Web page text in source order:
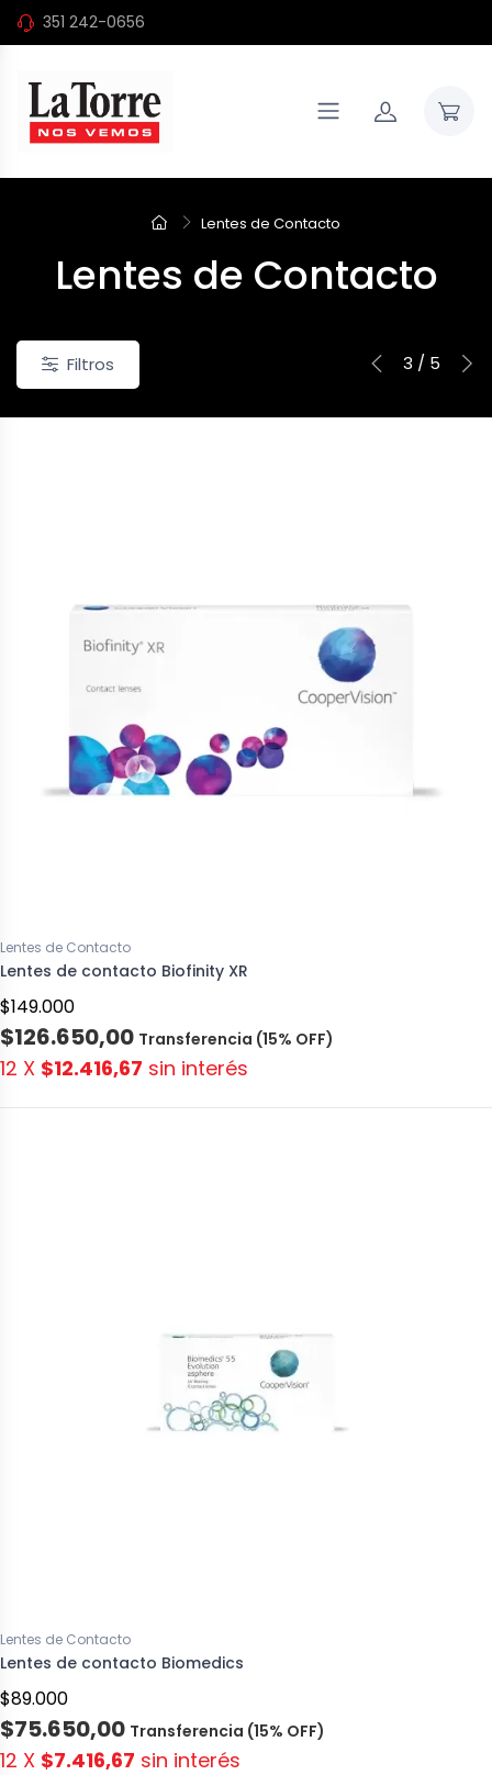
351 242-0656
Lentes de Contacto
Lentes de Contacto
Filtros 3 / 5
Lentes de Contacto
Lentes de contacto Biofinity XR
$149.000
$126.650,00 Transferencia (15% OFF)
12 X $12.416,67 sin interés
Lentes de Contacto
Lentes de contacto Biomedics
$89.000
$75.650,00 Transferencia (15% OFF)
12 X $7.416,67 sin interés